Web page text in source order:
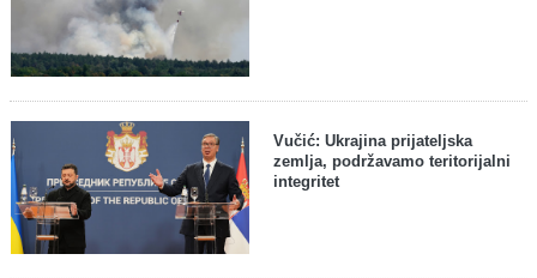
Vučić: Ukrajina prijateljska
zemlja, podržavamo teritorijalni
integritet